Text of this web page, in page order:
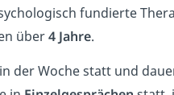
fundierte
über4 Jahre.
in der Woche statt und